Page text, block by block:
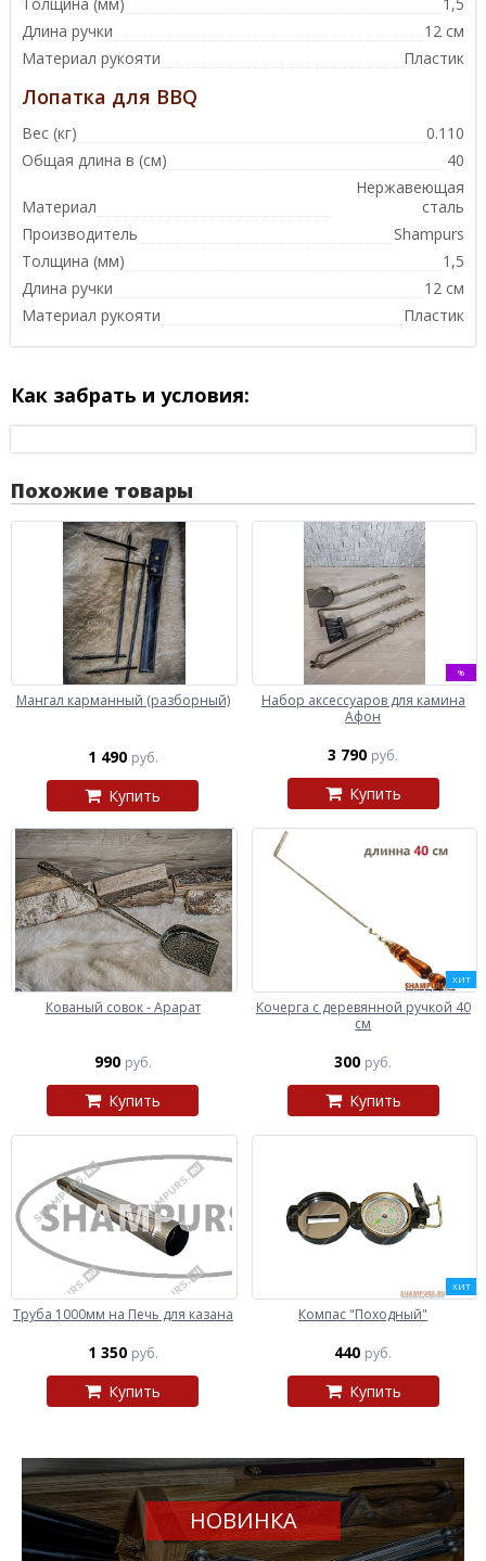
Длина ручки
12 см
Материал рукояти
Пластик
Лопатка для BBQ
Вес (кг)
0.110
Общая длина в (см)
40
Материал
Нержавеющая
сталь
Производитель
Shampurs
Толщина (мм)
1,5
Длина ручки
12 см
Материал рукояти
Пластик
Как забрать и условия:
Похожие товары
Мангал карманный (разборный)
1 490 руб.
Купить
%
Набор аксессуаров для камина
Афон
3 790 руб.
Купить
Кованый совок - Арарат
990 руб.
Купить
ХИТ
Кочерга с деревянной ручкой 40
см
300 руб.
Купить
Труба 1000мм на Печь для казана
1 350 руб.
Купить
ХИТ
Компас "Походный"
440 руб.
Купить
НОВИНКА